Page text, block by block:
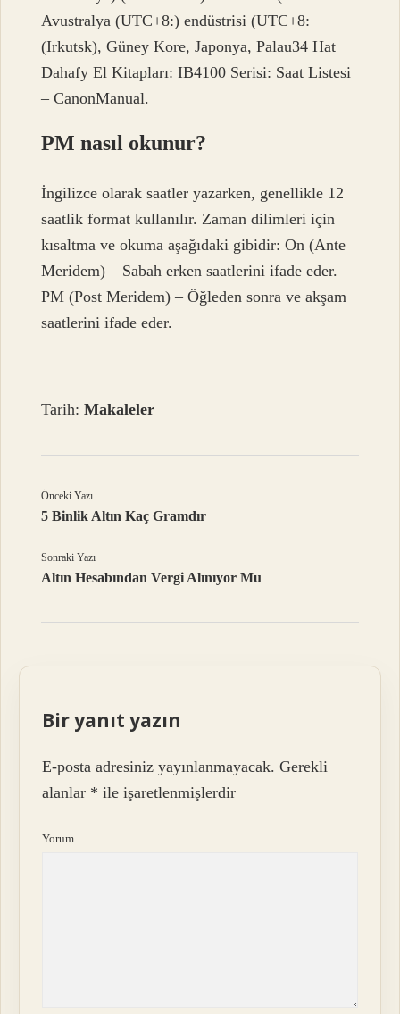
Avustralya (UTC+8:) endüstrisi (UTC+8:
(Irkutsk), Güney Kore, Japonya, Palau34 Hat
Dahafy El Kitapları: IB4100 Serisi: Saat Listesi
– CanonManual.
PM nasıl okunur?
İngilizce olarak saatler yazarken, genellikle 12
saatlik format kullanılır. Zaman dilimleri için
kısaltma ve okuma aşağıdaki gibidir: On (Ante
Meridem) – Sabah erken saatlerini ifade eder.
PM (Post Meridem) – Öğleden sonra ve akşam
saatlerini ifade eder.
Tarih:Makaleler
Önceki Yazı
5 Binlik Altın Kaç Gramdır
Sonraki Yazı
Altın Hesabından Vergi Alınıyor Mu
Bir yanıt yazın
E-posta adresiniz yayınlanmayacak. Gerekli
alanlar * ile işaretlenmişlerdir
Yorum